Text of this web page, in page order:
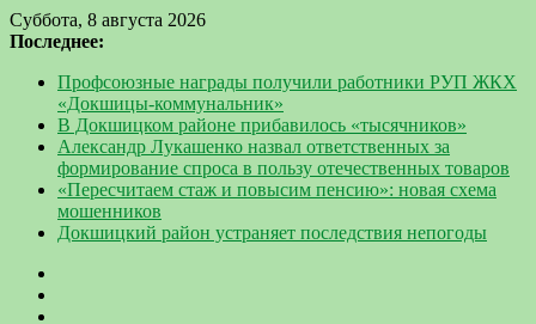
Суббота, 8 августа 2026
Последнее:
Профсоюзные награды получили работники РУП ЖКХ
«Докшицы-коммунальник»
В Докшицком районе прибавилось «тысячников»
Александр Лукашенко назвал ответственных за
формирование спроса в пользу отечественных товаров
«Пересчитаем стаж и повысим пенсию»: новая схема
мошенников
Докшицкий район устраняет последствия непогоды